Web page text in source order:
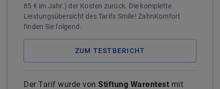
85 € im Jahr.) der Kosten zurück. Die komplette
Leistungsübersicht des Tarifs Smile! ZahnKomfort
finden Sie folgend.
ZUM TESTBERICHT
Der Tarif wurde von Stiftung Warentest mit